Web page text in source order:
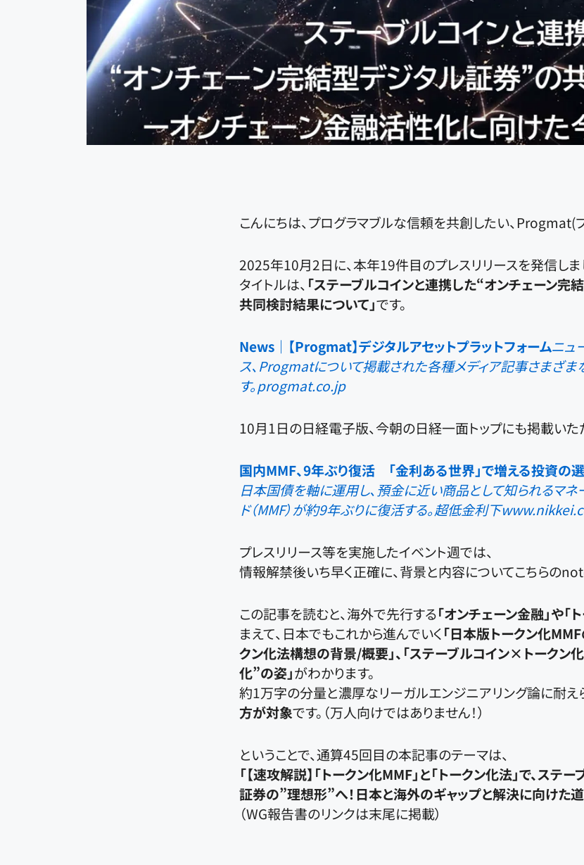
こんにちは、プログラマブルな信頼を共創したい、Progmat(
2025年10月2日に、本年19件目のプレスリリースを発信しま
タイトルは、 「ステーブルコインと連携した“オンチェーン完
共同検討結果について」です。
News｜【Progmat】デジタルアセットプラットフォームニュ
ス、Progmatについて掲載された各種メディア記事さまざ
す。progmat.co.jp
10月1日の日経電子版、今朝の日経一面トップにも掲載いた
国内MMF、9年ぶり復活 「金利ある世界」で増える投資の
日本国債を軸に運用し、預金に近い商品として知られるマネー
ド（MMF）が約9年ぶりに復活する。超低金利下
プレスリリース等を実施したイベント週では、
情報解禁後いち早く正確に、背景と内容についてこちらの
この記事を読むと、海外で先行する「オンチェーン金融」や「
まえて、日本でもこれから進んでいく 「日本版トークン化
クン化法構想の背景/概要」、「ステーブルコイン×トークン
化”の姿」がわかります。
約1万字の分量と濃厚なリーガルエンジニアリング論に耐え
方が対象です。（万人向けではありません！）
ということで、通算45回目の本記事のテーマは、
「【速攻解説】「トークン化MMF」と「トークン化法」で、ス
証券の”理想形”へ！日本と海外のギャップと解決に向けた道
（WG報告書のリンクは末尾に掲載）